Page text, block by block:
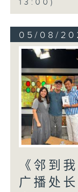
13:00)
05/08/
《邻到
广播处